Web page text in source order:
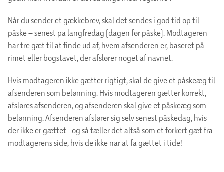
Når du sender et gækkebrev, skal det sendes i god tid op til
påske – senest på langfredag (dagen før påske). Modtageren
har tre gæt til at finde ud af, hvem afsenderen er, baseret på
rimet eller bogstavet, der afslører noget af navnet.
Hvis modtageren ikke gætter rigtigt, skal de give et påskeæg til
afsenderen som belønning. Hvis modtageren gætter korrekt,
afsløres afsenderen, og afsenderen skal give et påskeæg som
belønning. Afsenderen afslører sig selv senest påskedag, hvis
der ikke er gættet - og så tæller det altså som et forkert gæt fra
modtagerens side, hvis de ikke når at få gættet i tide!